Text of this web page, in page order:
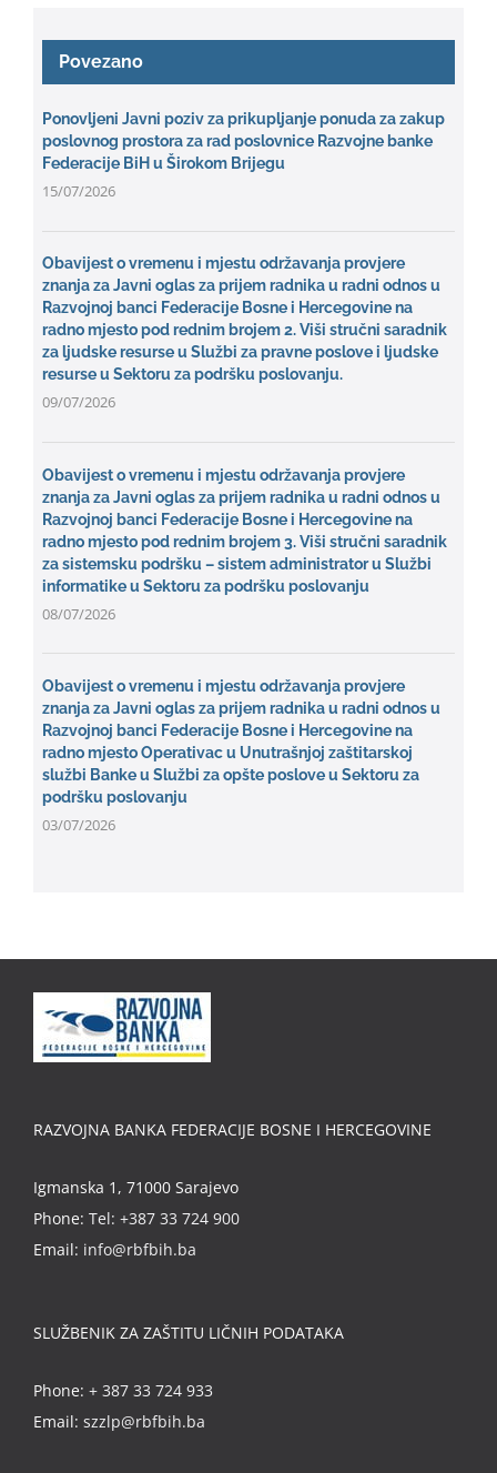
Povezano
Ponovljeni Javni poziv za prikupljanje ponuda za zakup
poslovnog prostora za rad poslovnice Razvojne banke
Federacije BiH u Širokom Brijegu
15/07/2026
Obavijest o vremenu i mjestu održavanja provjere
znanja za Javni oglas za prijem radnika u radni odnos u
Razvojnoj banci Federacije Bosne i Hercegovine na
radno mjesto pod rednim brojem 2. Viši stručni saradnik
za ljudske resurse u Službi za pravne poslove i ljudske
resurse u Sektoru za podršku poslovanju.
09/07/2026
Obavijest o vremenu i mjestu održavanja provjere
znanja za Javni oglas za prijem radnika u radni odnos u
Razvojnoj banci Federacije Bosne i Hercegovine na
radno mjesto pod rednim brojem 3. Viši stručni saradnik
za sistemsku podršku – sistem administrator u Službi
informatike u Sektoru za podršku poslovanju
08/07/2026
Obavijest o vremenu i mjestu održavanja provjere
znanja za Javni oglas za prijem radnika u radni odnos u
Razvojnoj banci Federacije Bosne i Hercegovine na
radno mjesto Operativac u Unutrašnjoj zaštitarskoj
službi Banke u Službi za opšte poslove u Sektoru za
podršku poslovanju
03/07/2026
RAZVOJNA BANKA FEDERACIJE BOSNE I HERCEGOVINE
Igmanska 1, 71000 Sarajevo
Phone: Tel: +387 33 724 900
Email: info@rbfbih.ba
SLUŽBENIK ZA ZAŠTITU LIČNIH PODATAKA
Phone: + 387 33 724 933
Email: szzlp@rbfbih.ba